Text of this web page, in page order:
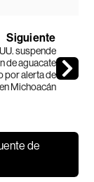
Siguiente
suspende
de aguacate
por alerta de
Michoacán
de